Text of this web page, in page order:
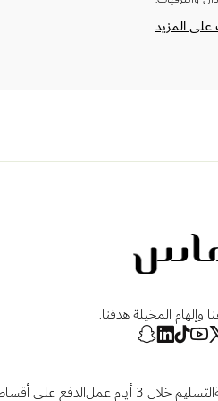
المزيد
المخيلة هدفنا.
التسليم خلال 3 أيام عمل الدفع على